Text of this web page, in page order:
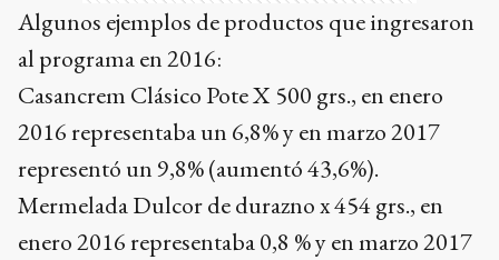
Algunos ejemplos de productos que ingresaron
al programa en 2016:
Casancrem Clásico Pote X 500 grs., en enero
2016 representaba un 6,8% y en marzo 2017
representó un 9,8% (aumentó 43,6%).
Mermelada Dulcor de durazno x 454 grs., en
enero 2016 representaba 0,8 % y en marzo 2017